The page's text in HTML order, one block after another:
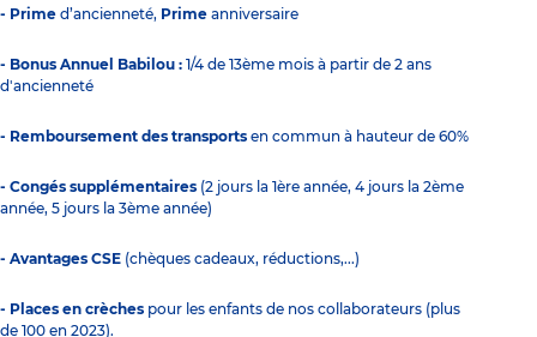
- Prime d’ancienneté, Prime anniversaire
- Bonus Annuel Babilou : 1/4 de 13ème mois à partir de 2 ans
d'ancienneté
- Remboursement des transports en commun à hauteur de 60%
- Congés supplémentaires (2 jours la 1ère année, 4 jours la 2ème
année, 5 jours la 3ème année)
- Avantages CSE (chèques cadeaux, réductions,...)
- Places en crèches pour les enfants de nos collaborateurs (plus
de 100 en 2023).